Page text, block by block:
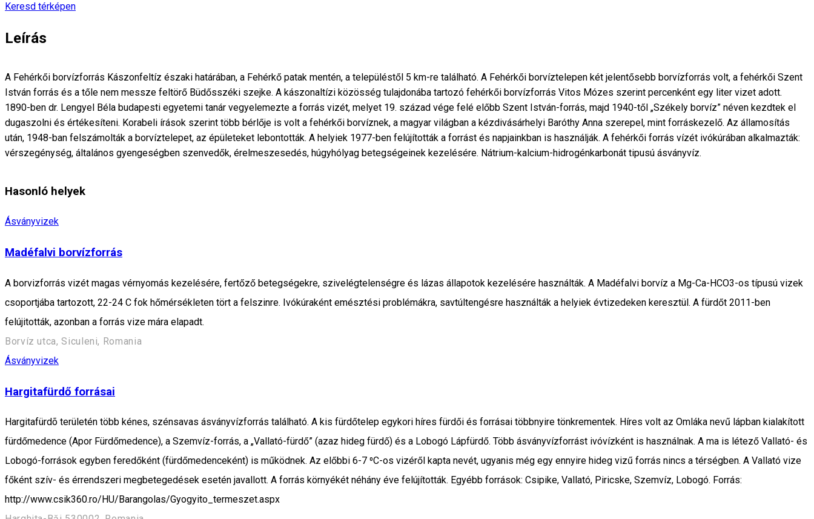
Keresd térképen
Leírás
A Fehérkői borvízforrás Kászonfeltíz északi határában, a Fehérkő patak mentén, a településtől 5 km-re található. A Fehérkői borvíztelepen két jelentősebb borvízforrás volt, a fehérkői Szent
István forrás és a tőle nem messze feltörő Büdősszéki szejke. A kászonaltízi közösség tulajdonába tartozó fehérkői borvízforrás Vitos Mózes szerint percenként egy liter vizet adott.
1890-ben dr. Lengyel Béla budapesti egyetemi tanár vegyelemezte a forrás vizét, melyet 19. század vége felé előbb Szent István-forrás, majd 1940-től „Székely borvíz” néven kezdtek el
dugaszolni és értékesíteni. Korabeli írások szerint több bérlője is volt a fehérkői borvíznek, a magyar világban a kézdivásárhelyi Baróthy Anna szerepel, mint forráskezelő. Az államosítás
után, 1948-ban felszámolták a borvíztelepet, az épületeket lebontották. A helyiek 1977-ben felújították a forrást és napjainkban is használják. A fehérkői forrás vízét ivókúrában alkalmazták:
vérszegénység, általános gyengeségben szenvedők, érelmeszesedés, húgyhólyag betegségeinek kezelésére. Nátrium-kalcium-hidrogénkarbonát tipusú ásványvíz.
Hasonló helyek
Ásványvizek
Madéfalvi borvízforrás
A borvizforrás vizét magas vérnyomás kezelésére, fertőző betegségekre, szivelégtelenségre és lázas állapotok kezelésére használták. A Madéfalvi borvíz a Mg-Ca-HCO3-os típusú vizek
csoportjába tartozott, 22-24 C fok hőmérsékleten tört a felszinre. Ivókúraként emésztési problémákra, savtúltengésre használták a helyiek évtizedeken keresztül. A fürdőt 2011-ben
felújitották, azonban a forrás vize mára elapadt.
Borvíz utca, Siculeni, Romania
Ásványvizek
Hargitafürdő forrásai
Hargitafürdõ területén több kénes, szénsavas ásványvízforrás található. A kis fürdőtelep egykori híres fürdői és forrásai többnyire tönkrementek. Híres volt az Omláka nevű lápban kialakított
fürdőmedence (Apor Fürdőmedence), a Szemvíz-forrás, a „Vallató-fürdő” (azaz hideg fürdő) és a Lobogó Lápfürdő. Több ásványvízforrást ivóvízként is használnak. A ma is létező Vallató- és
Lobogó-források egyben feredőként (fürdőmedenceként) is működnek. Az előbbi 6-7 ⁰C-os vizéről kapta nevét, ugyanis még egy ennyire hideg vizű forrás nincs a térségben. A Vallató vize
főként szív- és érrendszeri megbetegedések esetén javallott. A forrás környékét néhány éve felújították. Egyébb források: Csipike, Vallató, Piricske, Szemvíz, Lobogó. Forrás:
http://www.csik360.ro/HU/Barangolas/Gyogyito_termeszet.aspx